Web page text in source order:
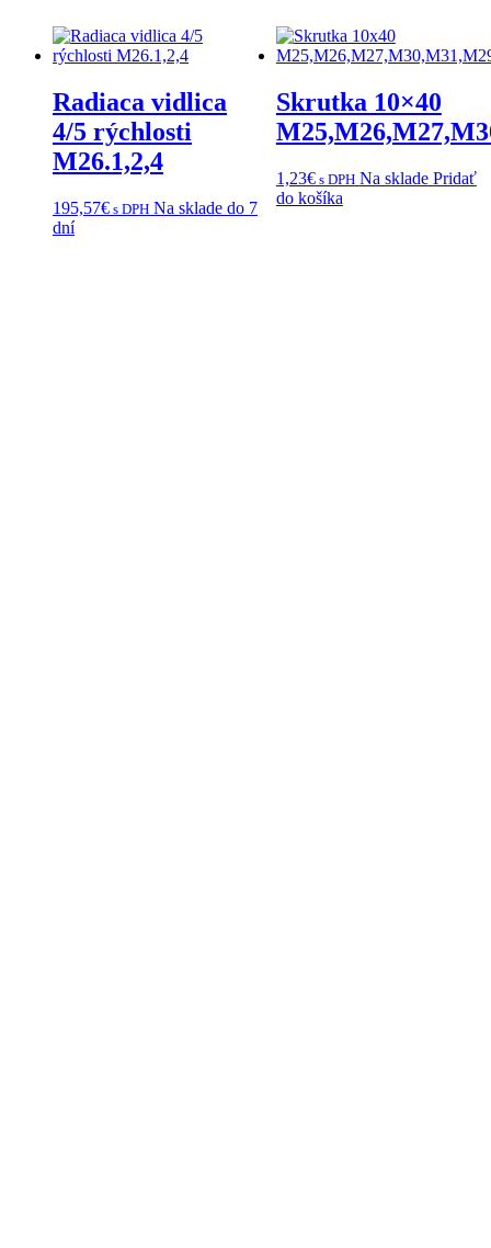
Radiaca vidlica
4/5 rýchlosti
M26.1,2,4
195,57€ s DPH Na sklade do 7
dní
Skrutka 10×40
1,23€s DPH Na sklade Pridať
do košíka